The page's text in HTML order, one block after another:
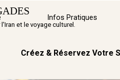
Sauter
Infos Pratiques
et le voyage culturel.
Créez & Réservez Votre